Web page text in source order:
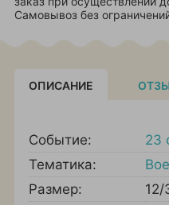
Самовывоз без
ОПИСАНИЕ
Событие:
23
Тематика:
Размер:
12/